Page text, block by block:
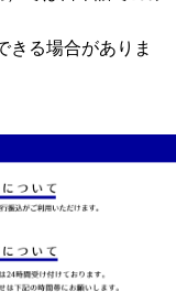
きる場合がありま